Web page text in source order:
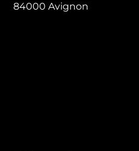
84000 Avignon